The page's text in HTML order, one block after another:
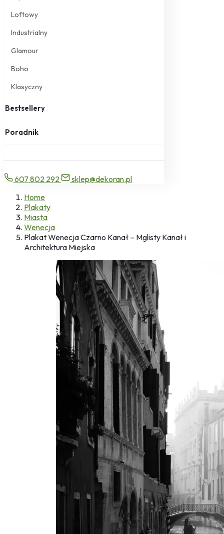
Loftowy
Industrialny
Glamour
Boho
Klasyczny
Bestsellery
Poradnik
607 802 292
sklep@dekoran.pl
Home
Plakaty
Miasta
Wenecja
Plakat Wenecja Czarno Kanał – Mglisty Kanał i
Architektura Miejska